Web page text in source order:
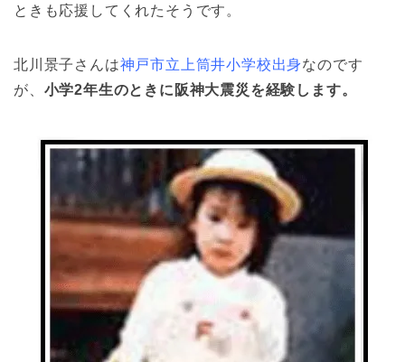
ときも応援してくれたそうです。
北川景子さんは神戸市立上筒井小学校出身なのです
が、 小学2年生のときに阪神大震災を経験します。